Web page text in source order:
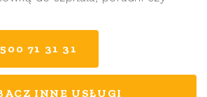
71 31 31
INNE USŁUGI